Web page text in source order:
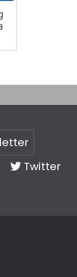
Twitter